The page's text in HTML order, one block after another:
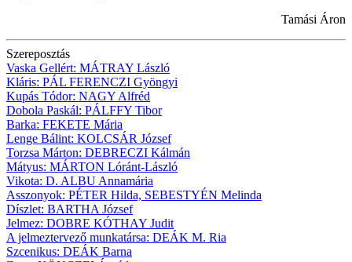
Tamási Áron
Szereposztás
Vaska Gellért: MÁTRAY László
Kláris: PÁL FERENCZI Gyöngyi
Kupás Tódor: NAGY Alfréd
Dobola Paskál: PÁLFFY Tibor
Barka: FEKETE Mária
Lenge Bálint: KOLCSÁR József
Torzsa Márton: DEBRECZI Kálmán
Mátyus: MÁRTON Lóránt-László
Vikota: D. ALBU Annamária
Asszonyok: PÉTER Hilda, SEBESTYÉN Melinda
Díszlet: BARTHA József
Jelmez: DOBRE KÓTHAY Judit
A jelmeztervező munkatársa: DEÁK M. Ria
Szcenikus: DEÁK Barna